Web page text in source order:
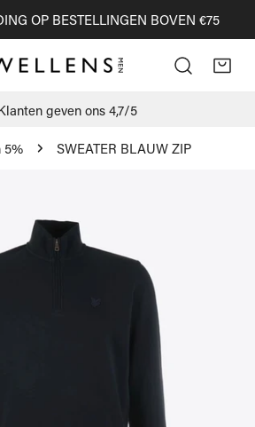
OP BESTELLINGEN BOVEN €75
geven ons 4,7/5
5% SWEATER BLAUW ZIP